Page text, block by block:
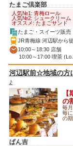
たまご倶楽部
人気№1: 青梅ロール
人気№2: シュークリーム
オススメ: たまごサンド
たまご・スイーツ販売
JR青梅線 河辺駅から
10:00～18:30 店舗
10:00～17:00 喫茶
河辺駅前☆地域の方
♪
の
毎
毎
の
ぱん吉